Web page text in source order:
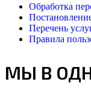
Обработка
Перечень
Правила
МЫ В